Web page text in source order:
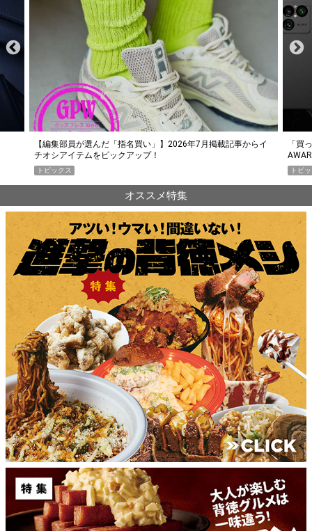
「買って損なし」の極上スマホ5選【GoodsPress 2026上半期
AWARD】
トピックス
薄着
PR
オススメ特集